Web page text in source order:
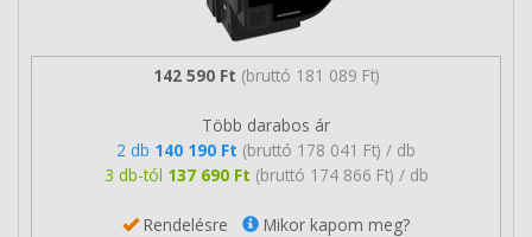
142 590 Ft (bruttó 181 089 Ft)
Több darabos ár
2 db 140 190 Ft (bruttó 178 041 Ft) / db
3 db-tól 137 690 Ft (bruttó 174 866 Ft) / db
Rendelésre Mikor kapom meg?